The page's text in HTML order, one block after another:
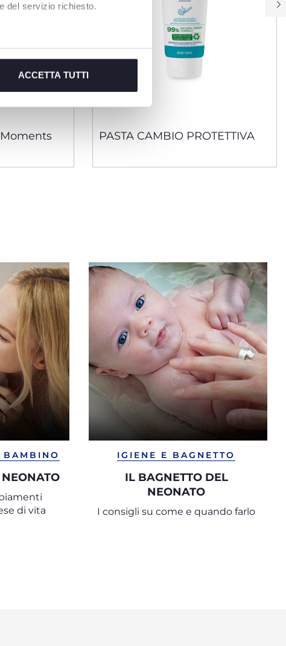
del servizio richiesto.
ACCETTA TUTTI
PASTA CAMBIO PROTETTIVA
BAMBINO
NEONATO
di vita
IGIENE E BAGNETTO
IL BAGNETTO DEL
NEONATO
I consigli su come e quando farlo